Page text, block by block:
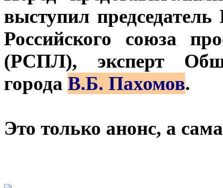
выступил
Российского союза
(РСПЛ), эксперт
города В.Б. Пахомов.
Это только анонс, а